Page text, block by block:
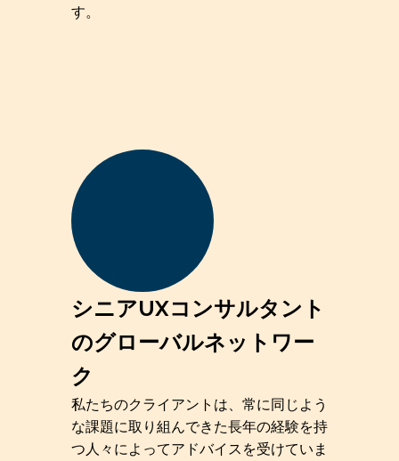
す。
シニアUXコンサルタント
のグローバルネットワー
ク
私たちのクライアントは、常に同じよう
な課題に取り組んできた長年の経験を持
つ人々によってアドバイスを受けていま